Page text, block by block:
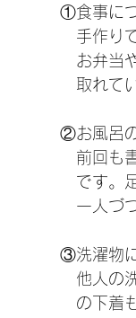
①食事に
手作り
お弁当
取れて
②お風呂
前回も
です。
一人づ
③洗濯物
他人の
の下着